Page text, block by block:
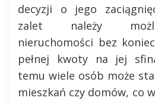
decyzji o jego
zalet należy
nieruchomości bez
pełnej kwoty na jej
temu wiele osób może
mieszkań czy domów, co